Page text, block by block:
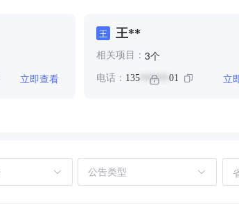
立即查看
王 王**
相关项目： 3个
电话： 135 ****** 01 立